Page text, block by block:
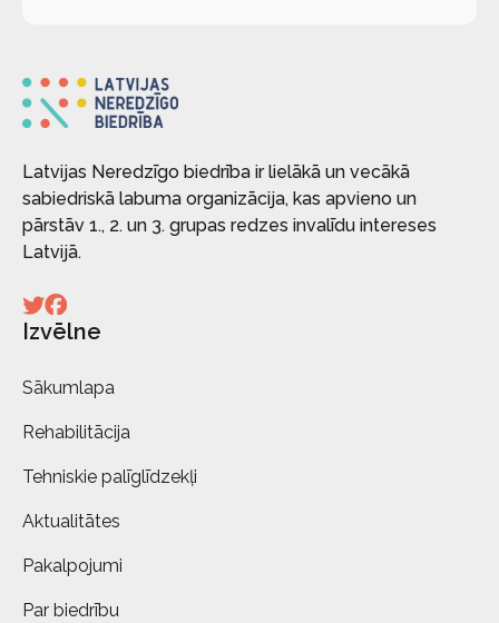
Latvijas Neredzīgo biedrība ir lielākā un vecākā
sabiedriskā labuma organizācija, kas apvieno un
pārstāv 1., 2. un 3. grupas redzes invalīdu intereses
Latvijā.
Izvēlne
Sākumlapa
Rehabilitācija
Tehniskie palīglīdzekļi
Aktualitātes
Pakalpojumi
Par biedrību